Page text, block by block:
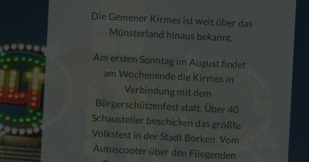
Die Gemener Kirmes ist weit über das
Münsterland hinaus bekannt.
Am ersten Sonntag im August findet
am Wochenende die Kirmes in
Verbindung mit dem
Bürgerschützenfest statt. Über 40
Schausteller beschicken das größte
Volksfest in der Stadt Borken. Vom
Autoscooter über den Fliegenden
Teppich, Breakdance bis zum
Riesenrad ist alles vertreten. Auch für
die kleinen Gäste stehen verschiedene
Atraktionen wie Kinderflieger,